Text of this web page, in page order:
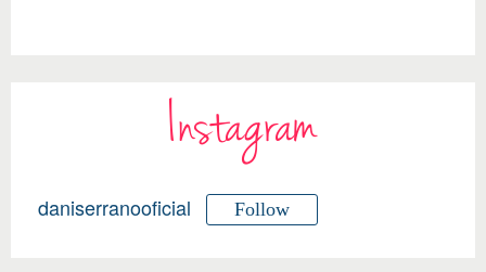
Instagram
daniserranooficial Follow